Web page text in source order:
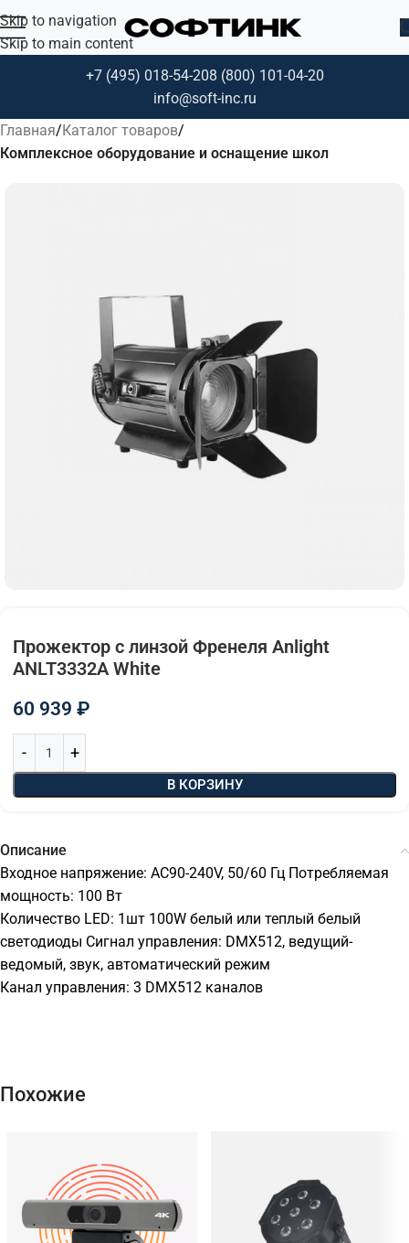
Skip to navigation
Skip to main content
+7 (495) 018-54-208 (800) 101-04-20
info@soft-inc.ru
Главная Каталог товаров
Комплексное оборудование и оснащение школ
Прожектор с линзой Френеля Anlight
ANLT3332A White
60 939 ₽
В КОРЗИНУ
Описание
Входное напряжение: AC90-240V, 50/60 Гц Потребляемая
мощность: 100 Вт
Количество LED: 1шт 100W белый или теплый белый
светодиоды Сигнал управления: DMX512, ведущий-
ведомый, звук, автоматический режим
Канал управления: 3 DMX512 каналов
Похожие